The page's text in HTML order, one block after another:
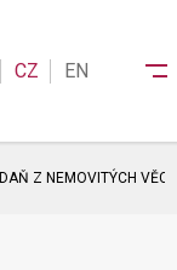
CZ EN
DAŇ Z NEMOVITÝCH VĚCÍ